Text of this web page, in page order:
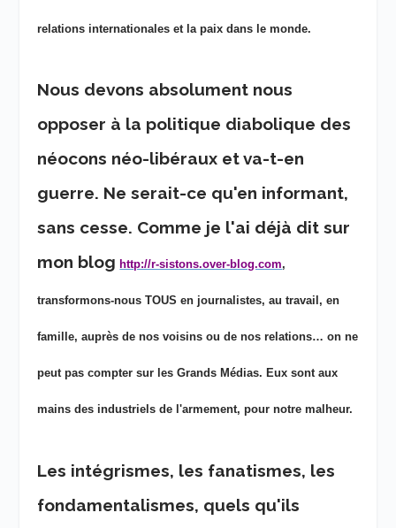
relations internationales et la paix dans le monde.
Nous devons absolument nous
opposer à la politique diabolique des
néocons néo-libéraux et va-t-en
guerre. Ne serait-ce qu'en informant,
sans cesse. Comme je l'ai déjà dit sur
mon blog http://r-sistons.over-blog.com,
transformons-nous TOUS en journalistes, au travail, en
famille, auprès de nos voisins ou de nos relations… on ne
peut pas compter sur les Grands Médias. Eux sont aux
mains des industriels de l'armement, pour notre malheur.
Les intégrismes, les fanatismes, les
fondamentalismes, quels qu'ils